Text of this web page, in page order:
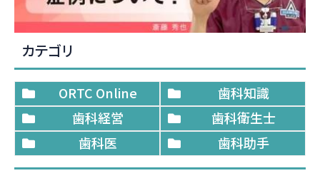
カテゴリ
ORTC Online
歯科知識
歯科経営
歯科衛生士
歯科医
歯科助手